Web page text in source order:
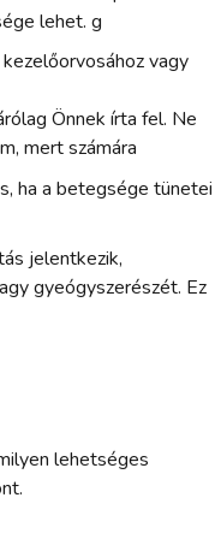
lehet. g
vagy
Önnek írta fel. Ne
mert számára
ha a betegsége tünetei
jelentkezik,
gyeógyszerészét. Ez
lehetséges